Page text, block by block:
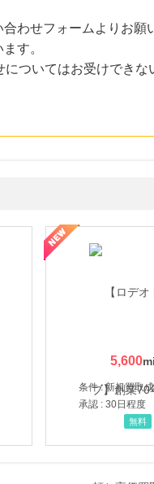
わせフォームよりお願
す。
ついてはお受けできな
5,600
条件 : 新規買取
承認 : 30日程度
無料
品で女性の美を応援してい